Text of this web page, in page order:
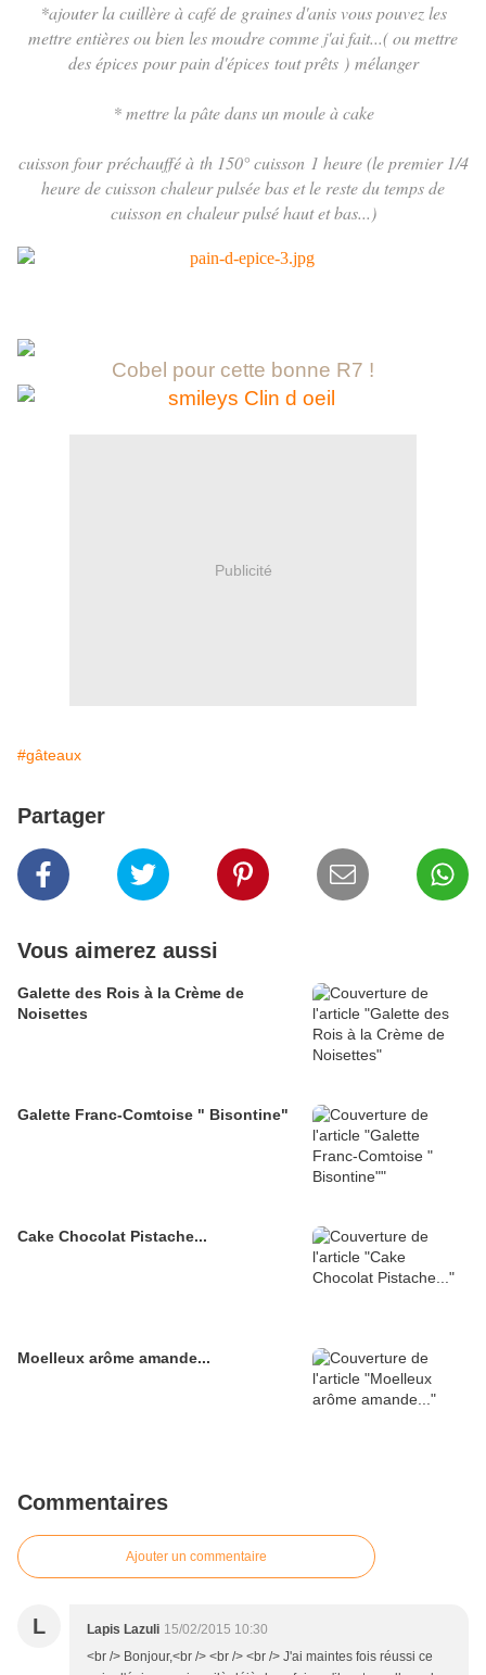
*ajouter la cuillère à café de graines d'anis vous pouvez les
mettre entières ou bien les moudre comme j'ai fait...( ou mettre
des épices pour pain d'épices tout prêts ) mélanger
* mettre la pâte dans un moule à cake
cuisson four préchauffé à th 150° cuisson 1 heure (le premier 1/4
heure de cuisson chaleur pulsée bas et le reste du temps de
cuisson en chaleur pulsé haut et bas...)
Cobel pour cette bonne R7 !
Publicité
#gâteaux
Partager
Vous aimerez aussi
Galette des Rois à la Crème de
Noisettes
Galette Franc-Comtoise " Bisontine"
Cake Chocolat Pistache...
Moelleux arôme amande...
Commentaires
Ajouter un commentaire
L Lapis Lazuli 15/02/2015 10:30
<br /> Bonjour,<br /> <br /> <br /> J'ai maintes fois réussi ce